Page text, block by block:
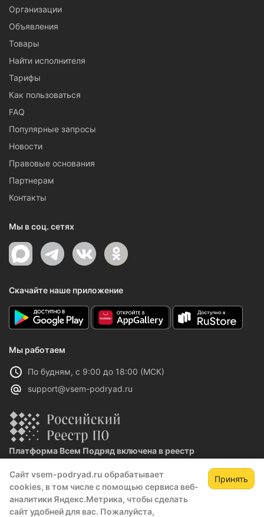
Сайт vsem-podryad.ru обрабатывает
cookies, в том числе с помощью сервиса веб-
аналитики Яндекс.Метрика, чтобы сделать
сайт удобней для вас. Пожалуйста,
Принять
Организации
Объявления
Товары
Найти исполнителя
Тарифы
Как пользоваться
FAQ
Популярные запросы
Новости
Правовые основания
Партнерам
Контакты
Мы в соц. сетях
Скачайте наше приложение
Мы работаем
По будням, с 9:00 до 18:00 (МСК)
support@vsem-podryad.ru
Платформа Всем Подряд включена в реестр
Реестровая запись №32021 от 06.02.2026